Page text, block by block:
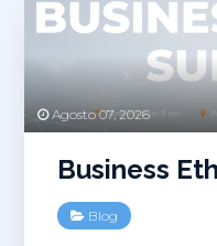
Agosto 07, 2026
Business
Blog